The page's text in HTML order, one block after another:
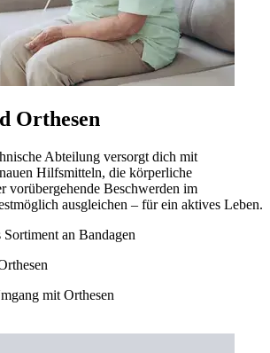
Orthesen
Abteilung versorgt dich mit
Hilfsmitteln, die körperliche
vorübergehende Beschwerden im
ausgleichen – für ein aktives Leben.
an Bandagen
mit Orthesen